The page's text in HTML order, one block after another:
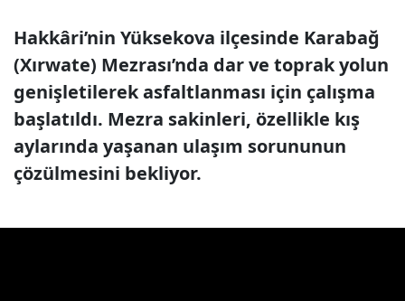
Hakkâri’nin Yüksekova ilçesinde Karabağ
(Xırwate) Mezrası’nda dar ve toprak yolun
genişletilerek asfaltlanması için çalışma
başlatıldı. Mezra sakinleri, özellikle kış
aylarında yaşanan ulaşım sorununun
çözülmesini bekliyor.